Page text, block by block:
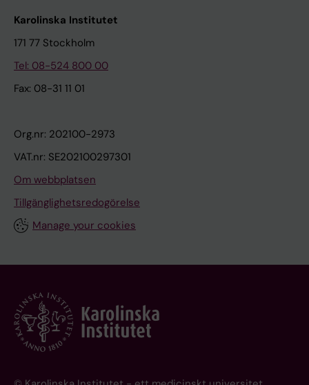
Karolinska Institutet
171 77 Stockholm
Tel: 08-524 800 00
Fax: 08-31 11 01
Org.nr: 202100-2973
VAT.nr: SE202100297301
Om webbplatsen
Tillgänglighetsredogörelse
Manage your cookies